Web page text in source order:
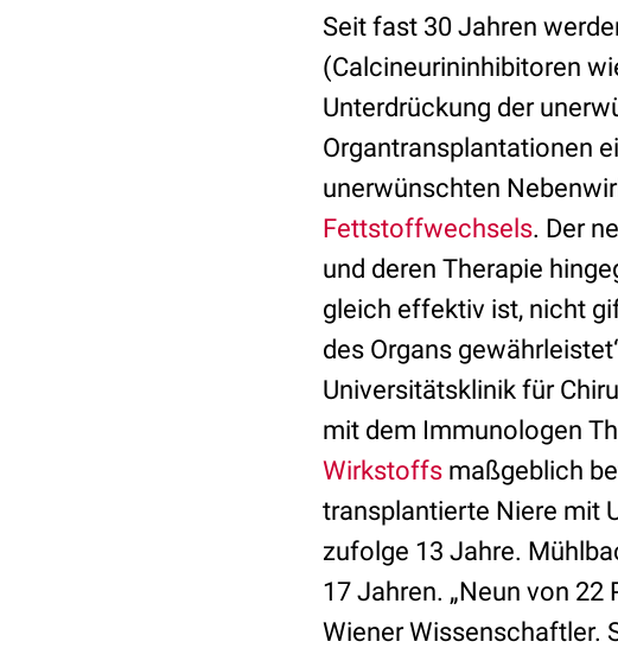
Seit fast 30 Jahren
(Calcineurininhibitoren
Unterdrückung der
Organtransplantationen
unerwünschten
Fettstoffwechsels. Der
und deren Therapie
gleich effektiv ist, nicht
des Organs
Universitätsklinik für
mit dem Immunologen
Wirkstoffs maßgeblich
transplantierte Niere mit
zufolge 13 Jahre.
17 Jahren. „Neun von
Wiener Wissenschaftler.